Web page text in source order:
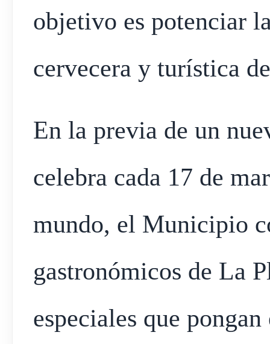
objetivo es potenciar
cervecera y turística
En la previa de un
celebra cada 17 de
mundo, el Municipio
gastronómicos de La
especiales que